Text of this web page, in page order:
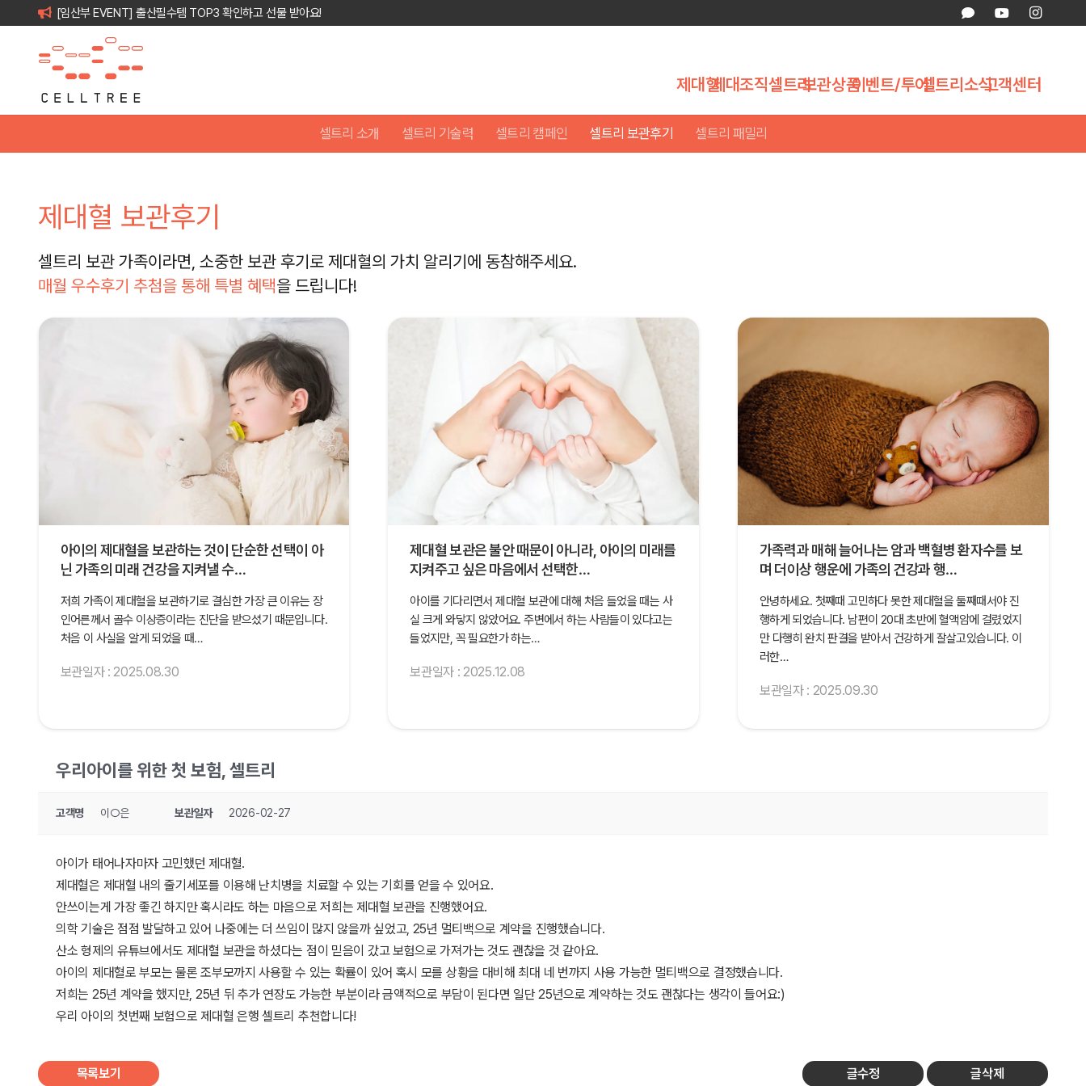
[임산부 EVENT] 출산필수템 TOP3 확인하고 선물 받아요!
제대혈제대조직셀트리보관상품이벤트/투어셀트리소식고객센터
셀트리 소개 셀트리 기술력 셀트리 캠페인 셀트리 보관후기 셀트리 패밀리
제대혈 보관후기
셀트리 보관 가족이라면, 소중한 보관 후기로 제대혈의 가치 알리기에 동참해주세요.
매월 우수후기 추첨을 통해 특별 혜택을 드립니다!
아이의 제대혈을 보관하는 것이 단순한 선택이 아
닌 가족의 미래 건강을 지켜낼 수…
저희 가족이 제대혈을 보관하기로 결심한 가장 큰 이유는 장
인어른께서 골수 이상증이라는 진단을 받으셨기 때문입니다.
처음 이 사실을 알게 되었을 때…
보관일자 : 2025.08.30
제대혈 보관은 불안 때문이 아니라, 아이의 미래를
지켜주고 싶은 마음에서 선택한…
아이를 기다리면서 제대혈 보관에 대해 처음 들었을 때는 사
실 크게 와닿지 않았어요. 주변에서 하는 사람들이 있다고는
들었지만, 꼭 필요한가 하는…
보관일자 : 2025.12.08
가족력과 매해 늘어나는 암과 백혈병 환자수를 보
며 더이상 행운에 가족의 건강과 행…
안녕하세요. 첫째때 고민하다 못한 제대혈을 둘째때서야 진
행하게 되었습니다. 남편이 20대 초반에 혈액암에 걸렸었지
만 다행히 완치 판결을 받아서 건강하게 잘살고있습니다. 이
러한…
보관일자 : 2025.09.30
우리아이를 위한 첫 보험, 셀트리
고객명 이○은 보관일자 2026-02-27
아이가 태어나자마자 고민했던 제대혈.
제대혈은 제대혈 내의 줄기세포를 이용해 난치병을 치료할 수 있는 기회를 얻을 수 있어요.
안쓰이는게 가장 좋긴 하지만 혹시라도 하는 마음으로 저희는 제대혈 보관을 진행했어요.
의학 기술은 점점 발달하고 있어 나중에는 더 쓰임이 많지 않을까 싶었고, 25년 멀티백으로 계약을 진행했습니다.
산소 형제의 유튜브에서도 제대혈 보관을 하셨다는 점이 믿음이 갔고 보험으로 가져가는 것도 괜찮을 것 같아요.
아이의 제대혈로 부모는 물론 조부모까지 사용할 수 있는 확률이 있어 혹시 모를 상황을 대비해 최대 네 번까지 사용 가능한 멀티백으로 결정했습니다.
저희는 25년 계약을 했지만, 25년 뒤 추가 연장도 가능한 부분이라 금액적으로 부담이 된다면 일단 25년으로 계약하는 것도 괜찮다는 생각이 들어요:)
우리 아이의 첫번째 보험으로 제대혈 은행 셀트리 추천합니다!
목록보기 글수정 글삭제